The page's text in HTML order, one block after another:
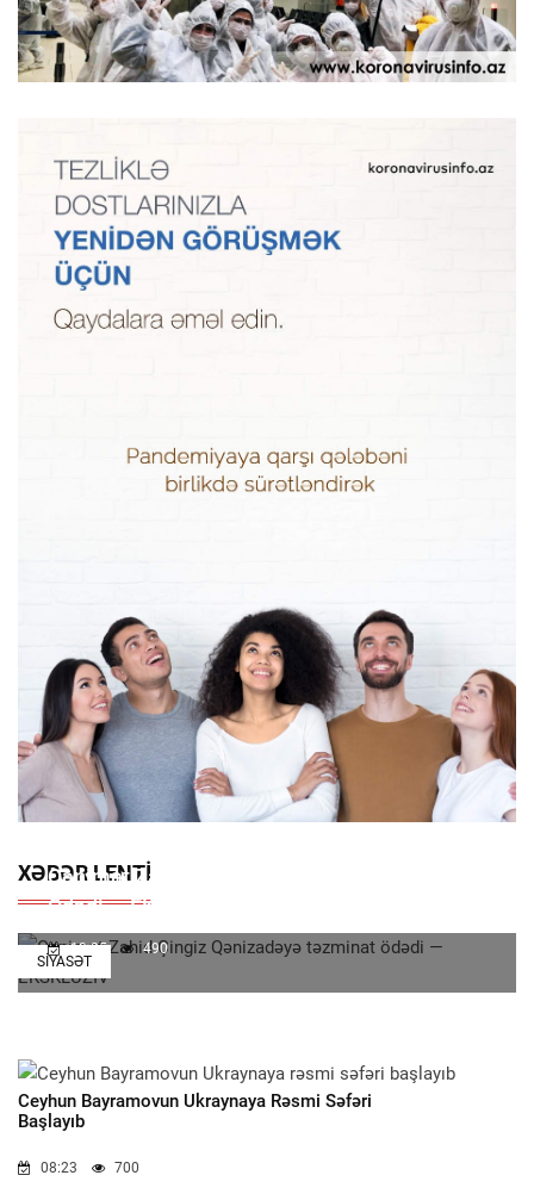
XƏBƏR LENTI
SIYASƏT
Qənimət Zahid Çingiz Qənizadəyə Təzminat
Ödədi — EKSKLÜZİV
13:25 490
Ceyhun Bayramovun Ukraynaya Rəsmi Səfəri
Başlayıb
08:23 700